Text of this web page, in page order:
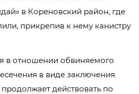
в Кореновский район, где
прикрепив к нему канистру
в отношении обвиняемого
в виде заключения
действовать по